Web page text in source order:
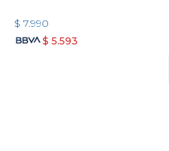
$ 7.990
$ 5.593